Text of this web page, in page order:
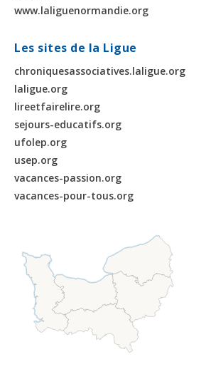
www.laliguenormandie.org
Les sites de la Ligue
chroniquesassociatives.laligue.org
laligue.org
lireetfairelire.org
sejours-educatifs.org
ufolep.org
usep.org
vacances-passion.org
vacances-pour-tous.org